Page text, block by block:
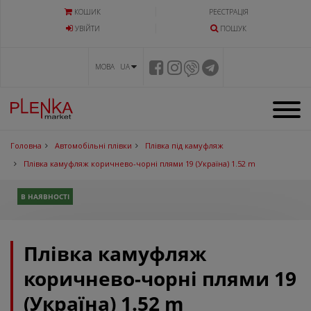
КОШИК
РЕЄСТРАЦІЯ
УВIЙТИ
ПОШУК
МОВА UA
Головна Автомобільні плівки
Плівка під камуфляж
Плівка камуфляж коричнево-чорні плями 19 (Україна) 1.52 m
В НАЯВНОСТІ
Плівка камуфляж
коричнево-чорні плями 19
(Україна) 1.52 m